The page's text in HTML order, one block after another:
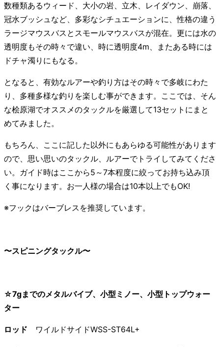
数種類あるウィード、大小の岩、立木、レイダウン、崩落、
冠水ブッシュなど、多彩なシチュエーションに、性格の違う
ラージマウスバスとスモールマウスバスが混在。更には水の
透明度もその時々で違い、時に透明度4m、またある時には
ドチャ濁りにもなる。
となると、有効なルアーや釣り方はその時々で多岐にわた
り、多種多様な釣りを楽しむ事ができます。ここでは、そん
な桧原湖でオススメのタックルを厳選して13セットにまと
めてみました。
もちろん、ここに記した以外にもあらゆる可能性があります
ので、思い思いのタックル、ルアーでトライしてみてくださ
い。ガイド時はここから5～7本程度に絞ってお持ち込み頂
く事になります。お一人様の場合は10本以上でもOK!
※フックはバーブレスを推奨しています。
〜スピニングタックル〜
☆7gまでのメタルバイブ、小型ミノー、小型トップウォー
ター
ロッド ワイルドサイドWSS-ST64L+